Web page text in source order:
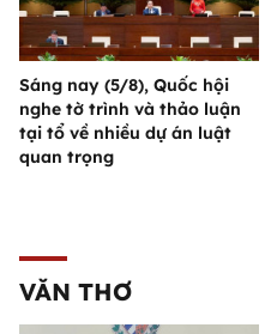
Sáng nay (5/8), Quốc hội
nghe tờ trình và thảo luận
tại tổ về nhiều dự án luật
quan trọng
VĂN THƠ